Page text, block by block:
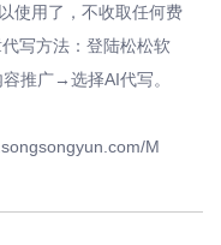
使用了，不收取任何费
写方法：登陆松松软
推广→选择AI代写。
M